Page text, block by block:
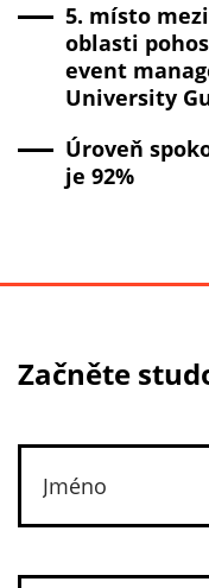
5. místo
oblasti
event
University
Úroveň
je 92%
Začněte